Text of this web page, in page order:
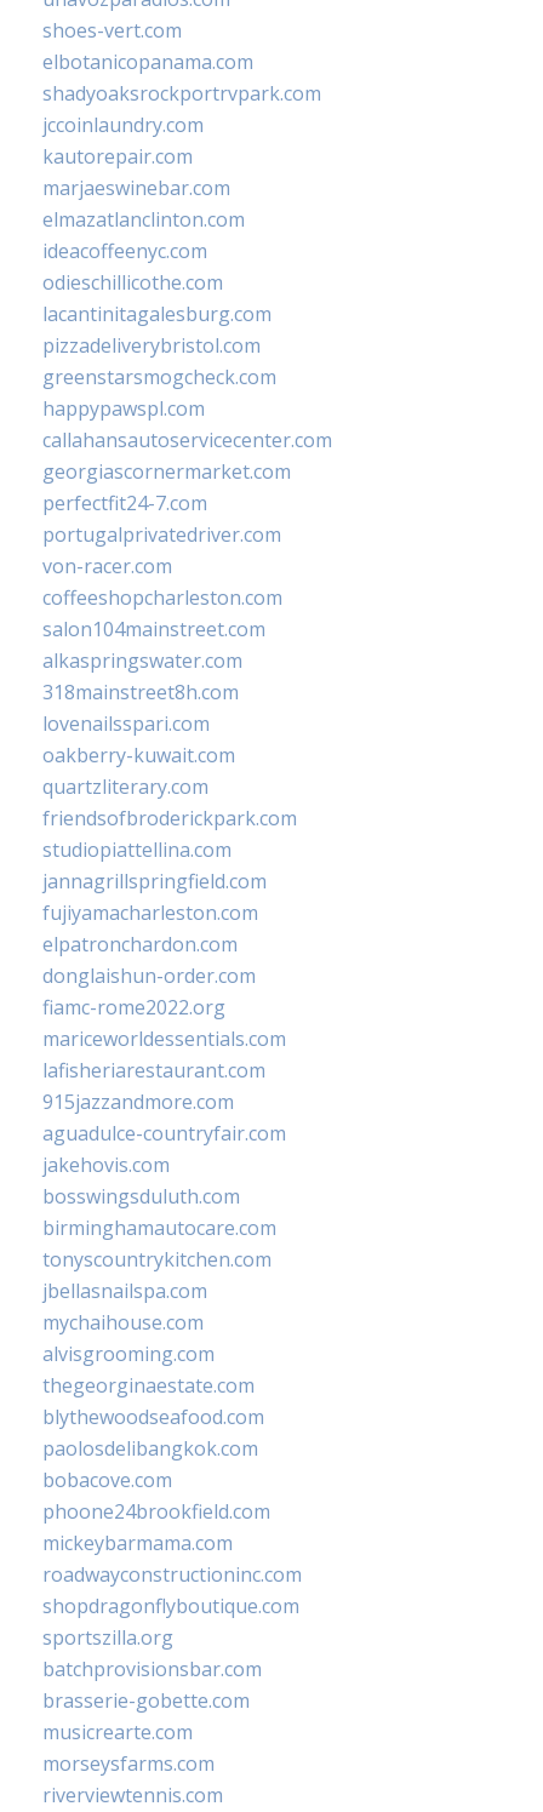
shoes-vert.com
elbotanicopanama.com
shadyoaksrockportrvpark.com
jccoinlaundry.com
kautorepair.com
marjaeswinebar.com
elmazatlanclinton.com
ideacoffeenyc.com
odieschillicothe.com
lacantinitagalesburg.com
pizzadeliverybristol.com
greenstarsmogcheck.com
happypawspl.com
callahansautoservicecenter.com
georgiascornermarket.com
perfectfit24-7.com
portugalprivatedriver.com
von-racer.com
coffeeshopcharleston.com
salon104mainstreet.com
alkaspringswater.com
318mainstreet8h.com
lovenailsspari.com
oakberry-kuwait.com
quartzliterary.com
friendsofbroderickpark.com
studiopiattellina.com
jannagrillspringfield.com
fujiyamacharleston.com
elpatronchardon.com
donglaishun-order.com
fiamc-rome2022.org
mariceworldessentials.com
lafisheriarestaurant.com
915jazzandmore.com
aguadulce-countryfair.com
jakehovis.com
bosswingsduluth.com
birminghamautocare.com
tonyscountrykitchen.com
jbellasnailspa.com
mychaihouse.com
alvisgrooming.com
thegeorginaestate.com
blythewoodseafood.com
paolosdelibangkok.com
bobacove.com
phoone24brookfield.com
mickeybarmama.com
roadwayconstructioninc.com
shopdragonflyboutique.com
sportszilla.org
batchprovisionsbar.com
brasserie-gobette.com
musicrearte.com
morseysfarms.com
riverviewtennis.com